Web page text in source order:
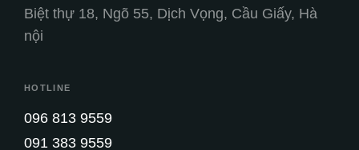
Biệt thự 18, Ngõ 55, Dịch Vọng, Cầu Giấy, Hà
nội
HOTLINE
096 813 9559
091 383 9559